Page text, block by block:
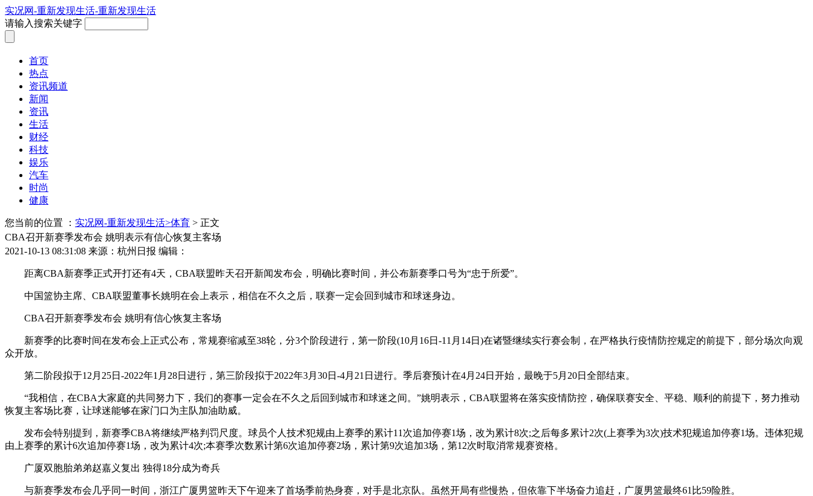
实况网-重新发现生活-重新发现生活
请输入搜索关键字
首页
热点
资讯频道
新闻
资讯
生活
财经
科技
娱乐
汽车
时尚
健康
您当前的位置 ： 实况网-重新发现生活>体育 > 正文
CBA召开新赛季发布会 姚明表示有信心恢复主客场
2021-10-13 08:31:08 来源：杭州日报 编辑：
距离CBA新赛季正式开打还有4天，CBA联盟昨天召开新闻发布会，明确比赛时间，并公布新赛季口号为“忠于所爱”。
中国篮协主席、CBA联盟董事长姚明在会上表示，相信在不久之后，联赛一定会回到城市和球迷身边。
CBA召开新赛季发布会 姚明有信心恢复主客场
新赛季的比赛时间在发布会上正式公布，常规赛缩减至38轮，分3个阶段进行，第一阶段(10月16日-11月14日)在诸暨继续实行赛会制，在严格执行疫情防控规定的前提下，部分场次向观
众开放。
第二阶段拟于12月25日-2022年1月28日进行，第三阶段拟于2022年3月30日-4月21日进行。季后赛预计在4月24日开始，最晚于5月20日全部结束。
“我相信，在CBA大家庭的共同努力下，我们的赛事一定会在不久之后回到城市和球迷之间。”姚明表示，CBA联盟将在落实疫情防控，确保联赛安全、平稳、顺利的前提下，努力推动
恢复主客场比赛，让球迷能够在家门口为主队加油助威。
发布会特别提到，新赛季CBA将继续严格判罚尺度。球员个人技术犯规由上赛季的累计11次追加停赛1场，改为累计8次;之后每多累计2次(上赛季为3次)技术犯规追加停赛1场。违体犯规
由上赛季的累计6次追加停赛1场，改为累计4次;本赛季次数累计第6次追加停赛2场，累计第9次追加3场，第12次时取消常规赛资格。
广厦双胞胎弟弟赵嘉义复出 独得18分成为奇兵
与新赛季发布会几乎同一时间，浙江广厦男篮昨天下午迎来了首场季前热身赛，对手是北京队。虽然开局有些慢热，但依靠下半场奋力追赶，广厦男篮最终61比59险胜。